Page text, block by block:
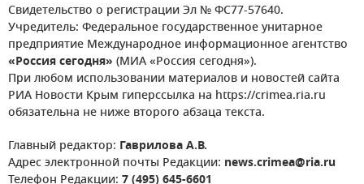
Свидетельство о регистрации Эл № ФС77-57640.
Учредитель: Федеральное государственное унитарное
предприятие Международное информационное агентство
«Россия сегодня» (МИА «Россия сегодня»).
При любом использовании материалов и новостей сайта
РИА Новости Крым гиперссылка на https://crimea.ria.ru
обязательна не ниже второго абзаца текста.
Главный редактор: Гаврилова А.В.
Адрес электронной почты Редакции: news.crimea@ria.ru
Телефон Редакции: 7 (495) 645-6601